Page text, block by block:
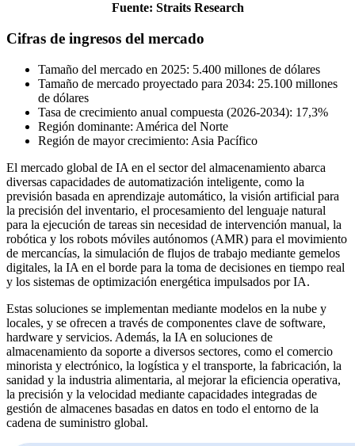
Fuente: Straits Research
Cifras de ingresos del mercado
Tamaño del mercado en 2025: 5.400 millones de dólares
Tamaño de mercado proyectado para 2034: 25.100 millones
de dólares
Tasa de crecimiento anual compuesta (2026-2034): 17,3%
Región dominante: América del Norte
Región de mayor crecimiento: Asia Pacífico
El mercado global de IA en el sector del almacenamiento abarca
diversas capacidades de automatización inteligente, como la
previsión basada en aprendizaje automático, la visión artificial para
la precisión del inventario, el procesamiento del lenguaje natural
para la ejecución de tareas sin necesidad de intervención manual, la
robótica y los robots móviles autónomos (AMR) para el movimiento
de mercancías, la simulación de flujos de trabajo mediante gemelos
digitales, la IA en el borde para la toma de decisiones en tiempo real
y los sistemas de optimización energética impulsados ​​por IA.
Estas soluciones se implementan mediante modelos en la nube y
locales, y se ofrecen a través de componentes clave de software,
hardware y servicios. Además, la IA en soluciones de
almacenamiento da soporte a diversos sectores, como el comercio
minorista y electrónico, la logística y el transporte, la fabricación, la
sanidad y la industria alimentaria, al mejorar la eficiencia operativa,
la precisión y la velocidad mediante capacidades integradas de
gestión de almacenes basadas en datos en todo el entorno de la
cadena de suministro global.